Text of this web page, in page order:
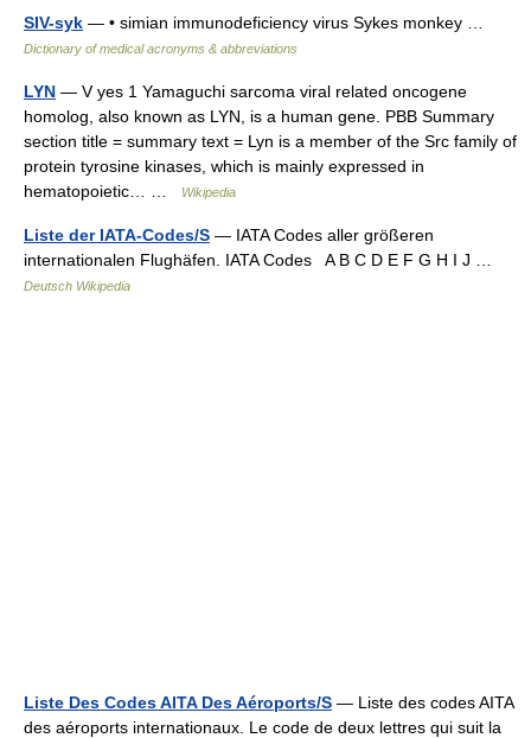
SIV-syk — • simian immunodeficiency virus Sykes monkey …
Dictionary of medical acronyms & abbreviations
LYN — V yes 1 Yamaguchi sarcoma viral related oncogene
homolog, also known as LYN, is a human gene. PBB Summary
section title = summary text = Lyn is a member of the Src family of
protein tyrosine kinases, which is mainly expressed in
hematopoietic… …
Wikipedia
Liste der IATA-Codes/S — IATA Codes aller größeren
internationalen Flughäfen. IATA Codes A B C D E F G H I J …
Deutsch Wikipedia
Liste Des Codes AITA Des Aéroports/S — Liste des codes AITA
des aéroports internationaux. Le code de deux lettres qui suit la